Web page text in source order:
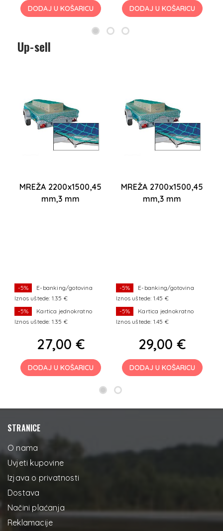
DODAJ U KOŠARICU DODAJ U KOŠARICU
Up-sell
MREŽA 2200x1500,45
mm,3 mm
-5%
E-banking/gotovina
Iznos uštede: 1.35 €
-5%
Kartica jednokratno
Iznos uštede: 1.35 €
27,00 €
DODAJ U KOŠARICU
MREŽA 2700x1500,45
mm,3 mm
-5%
E-banking/gotovina
Iznos uštede: 1.45 €
-5%
Kartica jednokratno
Iznos uštede: 1.45 €
29,00 €
DODAJ U KOŠARICU
STRANICE
O nama
Uvjeti kupovine
Izjava o privatnosti
Dostava
Načini plaćanja
Reklamacije